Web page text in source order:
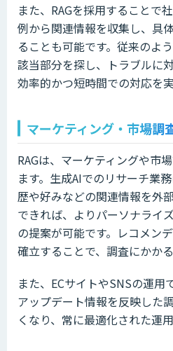
また、RAGを採用することで
例から関連情報を収集し、具
ることも可能です。従来のよ
該当部分を探し、トラブルに
効率的かつ短時間での対応を実
マーケティング・市場調
RAGは、マーケティングや市
ます。生成AIでのリサーチ業
歴や好みなどの関連情報を外
できれば、よりパーソナライ
の提案が可能です。レコメン
確立することで、調査にかか
また、ECサイトやSNSの運用
アップデート情報を反映した
くなり、常に最適化された運